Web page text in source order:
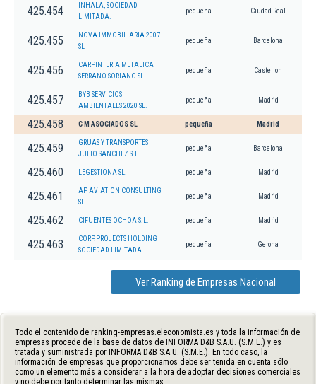
425.454
INHALA, SOCIEDAD
LIMITADA.
pequeña Ciudad Real
425.455
NOVA IMMOBILIARIA 2007
SL
pequeña Barcelona
425.456
CARPINTERIA METALICA
SERRANO SORIANO SL
pequeña Castellon
425.457
BYB SERVICIOS
AMBIENTALES 2020 SL.
pequeña Madrid
425.458 C M ASOCIADOS SL pequeña Madrid
425.459
GRUAS Y TRANSPORTES
JULIO SANCHEZ S.L.
pequeña Barcelona
425.460 LEGESTIONA SL. pequeña Madrid
425.461
AP AVIATION CONSULTING
SL.
pequeña Madrid
425.462 CIFUENTES OCHOA S.L. pequeña Madrid
425.463
CORP.PROJECTS HOLDING
SOCIEDAD LIMITADA.
pequeña Gerona
Ver Ranking de Empresas Nacional
Todo el contenido de ranking-empresas.eleconomista.es y toda la información de
empresas procede de la base de datos de INFORMA D&B S.A.U. (S.M.E.) y es
tratada y suministrada por INFORMA D&B S.A.U. (S.M.E.). En todo caso, la
información de empresas que proporcionamos debe ser tenida en cuenta sólo
como un elemento más a considerar a la hora de adoptar decisiones comerciales
y no debe por tanto determinar las mismas.